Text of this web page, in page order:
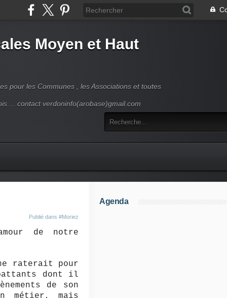
Moyen et Haut
pour les Communes , les Associations et toutes
... contact verdoninfo(arobase)gmail.com
Publié dans #Moriez
de notre
raterait pour
dont il
de son
métier, mais
Agenda